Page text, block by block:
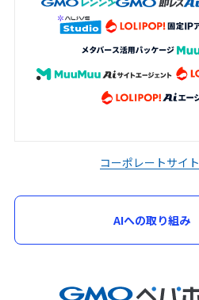
コーポレートサイト
AIへの取り組み